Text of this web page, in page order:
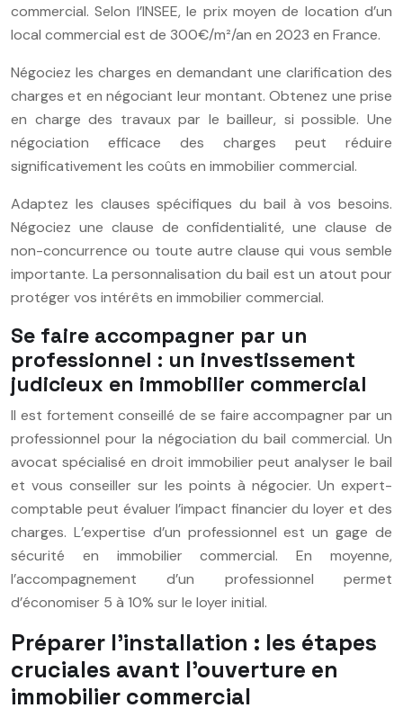
commercial. Selon l’INSEE, le prix moyen de location d’un
local commercial est de 300€/m²/an en 2023 en France.
Négociez les charges en demandant une clarification des
charges et en négociant leur montant. Obtenez une prise
en charge des travaux par le bailleur, si possible. Une
négociation efficace des charges peut réduire
significativement les coûts en immobilier commercial.
Adaptez les clauses spécifiques du bail à vos besoins.
Négociez une clause de confidentialité, une clause de
non-concurrence ou toute autre clause qui vous semble
importante. La personnalisation du bail est un atout pour
protéger vos intérêts en immobilier commercial.
Se faire accompagner par un
professionnel : un investissement
judicieux en immobilier commercial
Il est fortement conseillé de se faire accompagner par un
professionnel pour la négociation du bail commercial. Un
avocat spécialisé en droit immobilier peut analyser le bail
et vous conseiller sur les points à négocier. Un expert-
comptable peut évaluer l’impact financier du loyer et des
charges. L’expertise d’un professionnel est un gage de
sécurité en immobilier commercial. En moyenne,
l’accompagnement d’un professionnel permet
d’économiser 5 à 10% sur le loyer initial.
Préparer l’installation : les étapes
cruciales avant l’ouverture en
immobilier commercial